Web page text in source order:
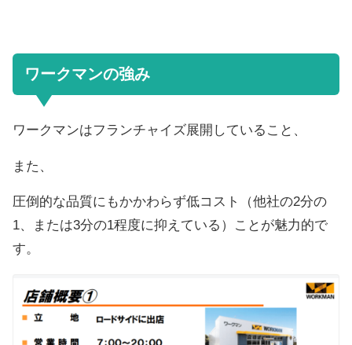
ワークマンの強み
ワークマンはフランチャイズ展開していること、
また、
圧倒的な品質にもかかわらず低コスト（他社の2分の
1、または3分の1程度に抑えている）ことが魅力的で
す。